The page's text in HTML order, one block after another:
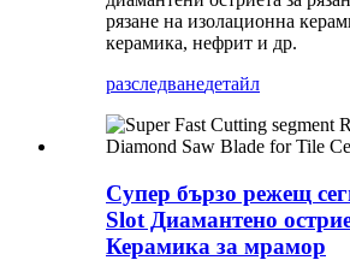
рязане на изолационна
керамика, нефрит и др.
разследванедетайл
Супер бързо режещ
Slot Диамантено
Керамика за мрамор